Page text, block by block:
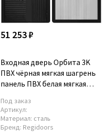
51 253 ₽
Входная дверь Орбита 3K
ПВХ чёрная мягкая шагрень
панель ПВХ белая мягкая
Под заказ
Артикул:
Материал: сталь
Бренд: Regidoors